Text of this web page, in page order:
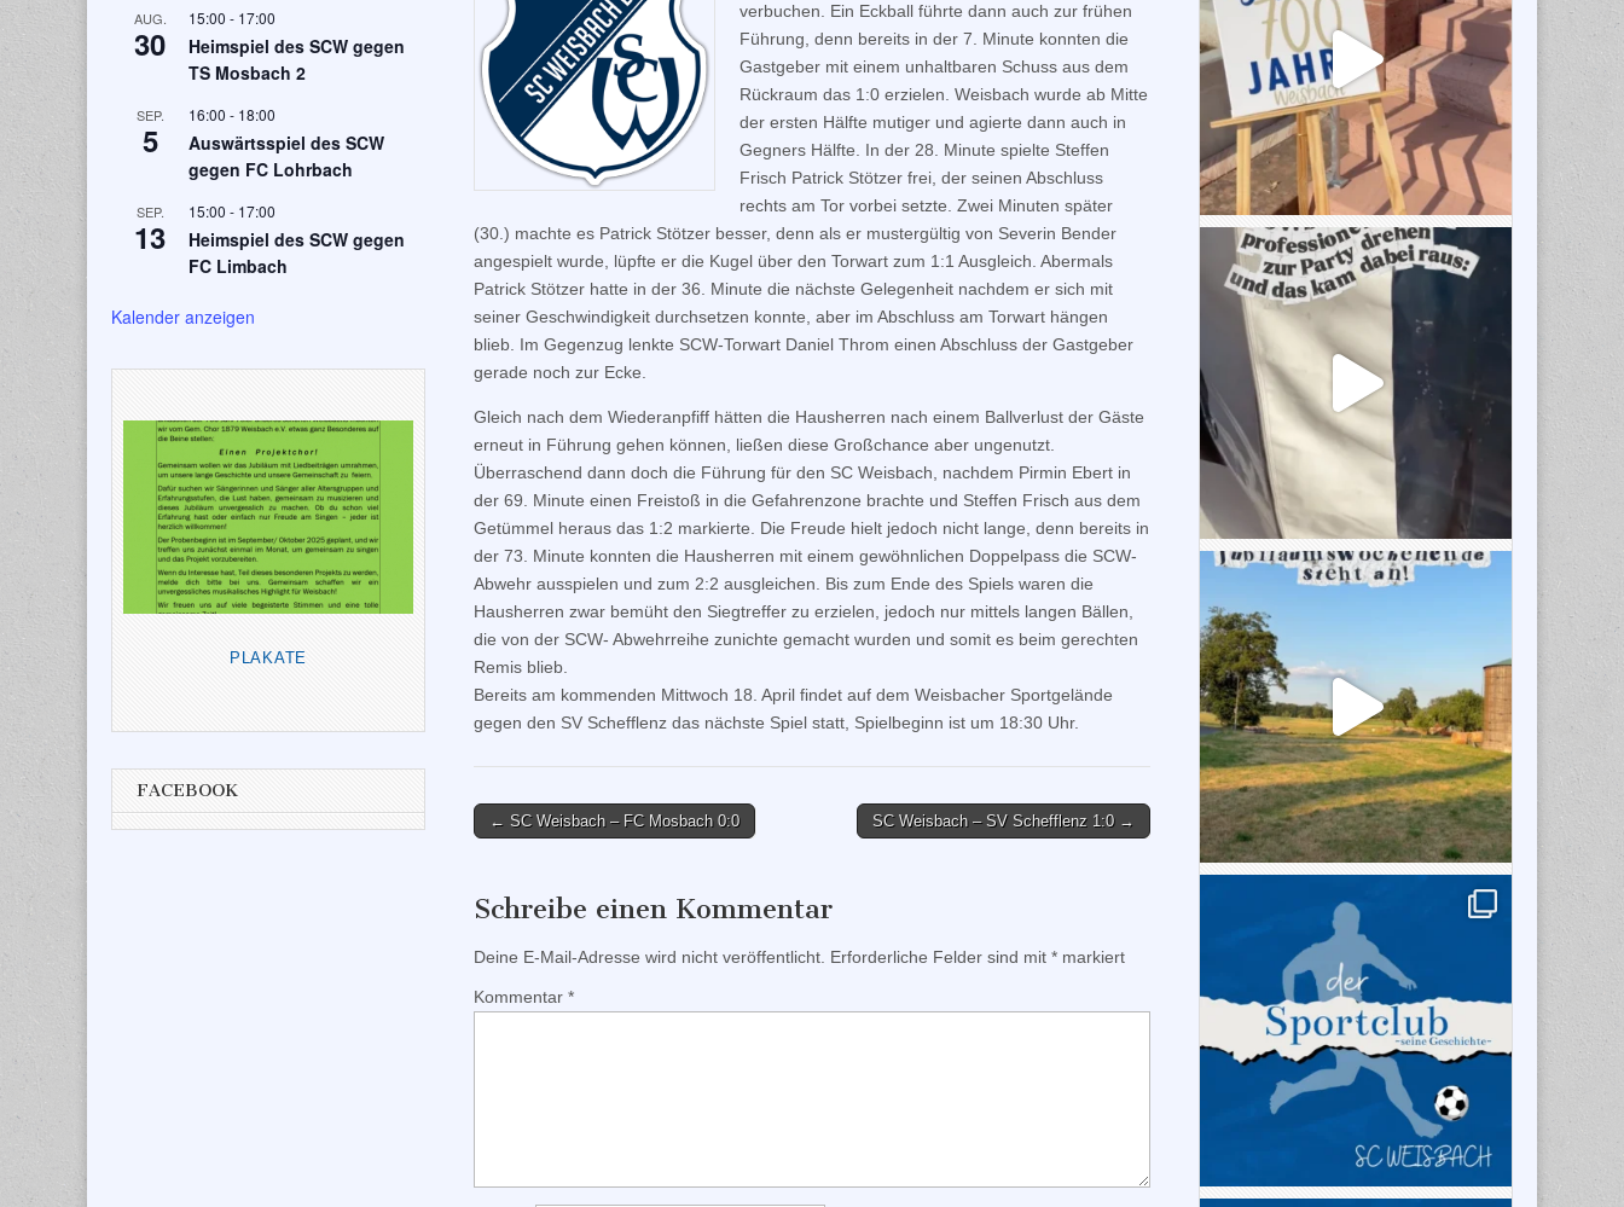
verbuchen. Ein Eckball führte dann auch zur frühen
Führung, denn bereits in der 7. Minute konnten die
Gastgeber mit einem unhaltbaren Schuss aus dem
Rückraum das 1:0 erzielen. Weisbach wurde ab Mitte
der ersten Hälfte mutiger und agierte dann auch in
Gegners Hälfte. In der 28. Minute spielte Steffen
Frisch Patrick Stötzer frei, der seinen Abschluss
rechts am Tor vorbei setzte. Zwei Minuten später
(30.) machte es Patrick Stötzer besser, denn als er mustergültig von Severin Bender
angespielt wurde, lüpfte er die Kugel über den Torwart zum 1:1 Ausgleich. Abermals
Patrick Stötzer hatte in der 36. Minute die nächste Gelegenheit nachdem er sich mit
seiner Geschwindigkeit durchsetzen konnte, aber im Abschluss am Torwart hängen
blieb. Im Gegenzug lenkte SCW-Torwart Daniel Throm einen Abschluss der Gastgeber
gerade noch zur Ecke.
Gleich nach dem Wiederanpfiff hätten die Hausherren nach einem Ballverlust der Gäste
erneut in Führung gehen können, ließen diese Großchance aber ungenutzt.
Überraschend dann doch die Führung für den SC Weisbach, nachdem Pirmin Ebert in
der 69. Minute einen Freistoß in die Gefahrenzone brachte und Steffen Frisch aus dem
Getümmel heraus das 1:2 markierte. Die Freude hielt jedoch nicht lange, denn bereits in
der 73. Minute konnten die Hausherren mit einem gewöhnlichen Doppelpass die SCW-
Abwehr ausspielen und zum 2:2 ausgleichen. Bis zum Ende des Spiels waren die
Hausherren zwar bemüht den Siegtreffer zu erzielen, jedoch nur mittels langen Bällen,
die von der SCW- Abwehrreihe zunichte gemacht wurden und somit es beim gerechten
Remis blieb.
Bereits am kommenden Mittwoch 18. April findet auf dem Weisbacher Sportgelände
gegen den SV Schefflenz das nächste Spiel statt, Spielbeginn ist um 18:30 Uhr.
Post
← SC Weisbach – FC Mosbach 0:0 SC Weisbach – SV Schefflenz 1:0 →
Schreibe einen Kommentar
Deine E-Mail-Adresse wird nicht veröffentlicht. Erforderliche Felder sind mit * markiert
Kommentar *
AUG.
30
15:00 - 17:00
Heimspiel des SCW gegen
TS Mosbach 2
SEP.
5
16:00 - 18:00
Auswärtsspiel des SCW
gegen FC Lohrbach
SEP.
13
15:00 - 17:00
Heimspiel des SCW gegen
FC Limbach
Kalender anzeigen
PLAKATE
FACEBOOK